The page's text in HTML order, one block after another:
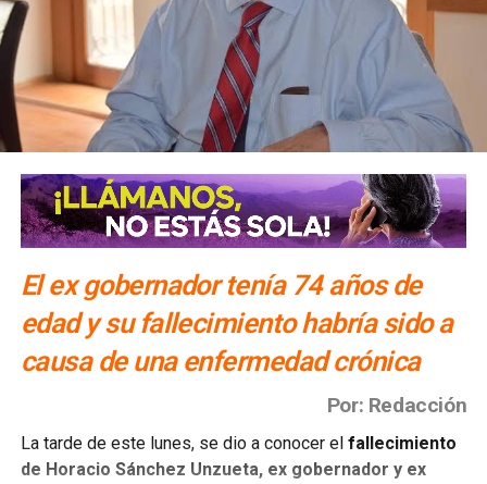
El ex gobernador tenía 74 años de
edad y su fallecimiento habría sido a
causa de una enfermedad crónica
Por: Redacción
La tarde de este lunes, se dio a conocer el fallecimiento
de Horacio Sánchez Unzueta, ex gobernador y ex